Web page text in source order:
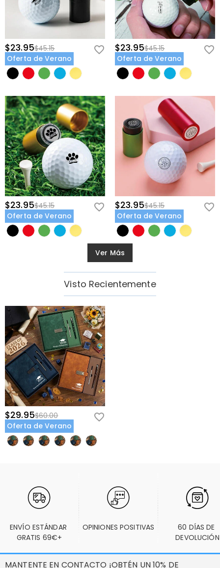
$23.95$45.15
Oferta de Verano
$23.95$45.15
Oferta de Verano
$23.95$45.15
Oferta de Verano
$23.95$45.15
Oferta de Verano
Ver Más
Visto Recientemente
$29.95$60.00
Oferta de Verano
ENVÍO ESTÁNDAR
GRATIS 69€+
OPINIONES POSITIVAS
60 DÍAS DE
DEVOLUCIÓN
MANTENTE EN CONTACTO ¡OBTÉN UN 10% DE